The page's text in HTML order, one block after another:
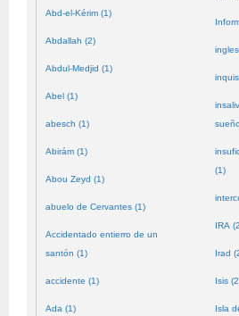
Abd-el-Kérim (1)
Abdallah (2)
Abdul-Medjid (1)
Abel (1)
abesch (1)
Abirám (1)
Abou Zeyd (1)
abuelo de Cervantes (1)
Accidentado entierro de un
santón (1)
accidente (1)
Ada (1)
(1)
IRA
Irad
Isis
Isla